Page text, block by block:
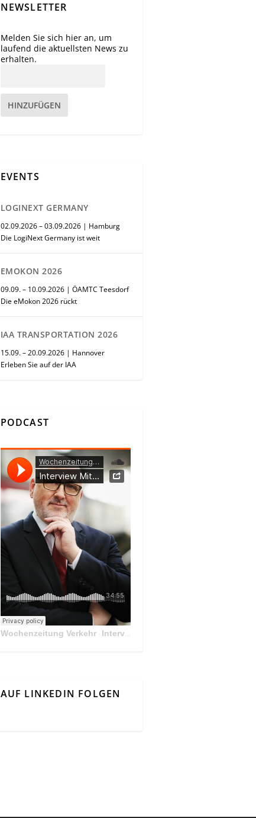
NEWSLETTER
Melden Sie sich hier an, um
laufend die aktuellsten News zu
erhalten.
HINZUFÜGEN
EVENTS
LOGINEXT GERMANY
02.09.2026 – 03.09.2026 | Hamburg
Die LogiNext Germany ist weit
EMOKON 2026
09.09. – 10.09.2026 | ÖAMTC Teesdorf
Die eMokon 2026 rückt
IAA TRANSPORTATION 2026
15.09. – 20.09.2026 | Hannover
Erleben Sie auf der IAA
PODCAST
Wochenzeitung Verkehr· Interview Mit Andreas Matthä, CEO der ÖBB Holding
AUF LINKEDIN FOLGEN